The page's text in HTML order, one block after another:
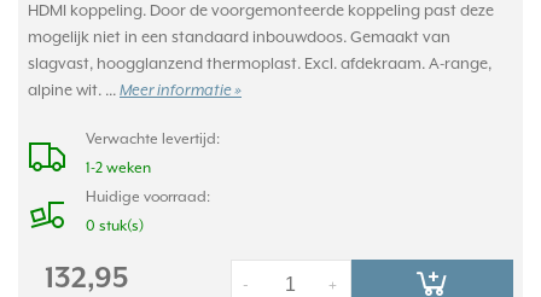
HDMI koppeling. Door de voorgemonteerde koppeling past deze
mogelijk niet in een standaard inbouwdoos. Gemaakt van
slagvast, hoogglanzend thermoplast. Excl. afdekraam. A-range,
alpine wit. ... Meer informatie »
Verwachte levertijd:
1-2 weken
Huidige voorraad:
0 stuk(s)
132,95 +
-